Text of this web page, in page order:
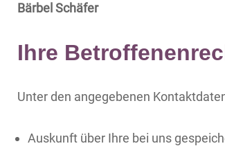
Bärbel Schäfer
Ihre
Unter den angegebenen
Auskunft über Ihre bei uns